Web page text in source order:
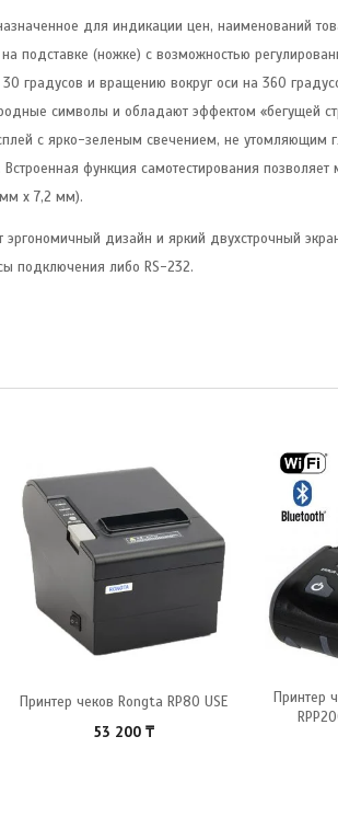
для индикации цен, наименований
подставке (ножке) с возможностью
градусов и вращению вокруг оси на 360
символы и обладают эффектом «бегущей
с ярко-зеленым свечением, не утомляющим
функция самотестирования позволяет
x 7,2 мм).
дизайн и яркий двухстрочный
подключения либо RS-232.
Принтер чеков Rongta RP80 USE
53 200 ₸
Принтер